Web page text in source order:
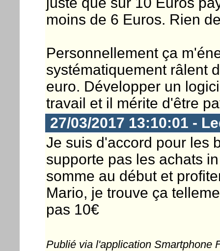
moins de 6 Euros. Rien
Personnellement ça
systématiquement râlent
euro. Développer un
travail et il mérite d'être
27/03/2017 13:10:01 -
Je suis d'accord pour les
supporte pas les achats
somme au début et
Mario, je trouve ça
pas 10€
Publié via l'application Smartphone